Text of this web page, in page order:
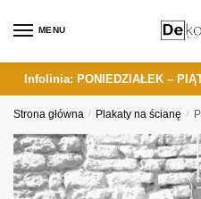
MENU
Infolinia: PONIEDZIAŁEK –
Strona główna / Plakaty na ścianę /